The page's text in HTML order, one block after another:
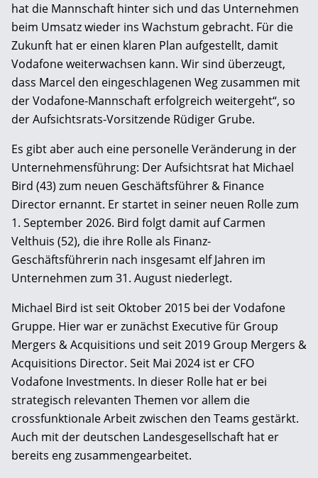
hat die Mannschaft hinter sich und das Unternehmen
beim Umsatz wieder ins Wachstum gebracht. Für die
Zukunft hat er einen klaren Plan aufgestellt, damit
Vodafone weiterwachsen kann. Wir sind überzeugt,
dass Marcel den eingeschlagenen Weg zusammen mit
der Vodafone-Mannschaft erfolgreich weitergeht“, so
der Aufsichtsrats-Vorsitzende Rüdiger Grube.
Es gibt aber auch eine personelle Veränderung in der
Unternehmensführung: Der Aufsichtsrat hat Michael
Bird (43) zum neuen Geschäftsführer & Finance
Director ernannt. Er startet in seiner neuen Rolle zum
1. September 2026. Bird folgt damit auf Carmen
Velthuis (52), die ihre Rolle als Finanz-
Geschäftsführerin nach insgesamt elf Jahren im
Unternehmen zum 31. August niederlegt.
Michael Bird ist seit Oktober 2015 bei der Vodafone
Gruppe. Hier war er zunächst Executive für Group
Mergers & Acquisitions und seit 2019 Group Mergers &
Acquisitions Director. Seit Mai 2024 ist er CFO
Vodafone Investments. In dieser Rolle hat er bei
strategisch relevanten Themen vor allem die
crossfunktionale Arbeit zwischen den Teams gestärkt.
Auch mit der deutschen Landesgesellschaft hat er
bereits eng zusammengearbeitet.